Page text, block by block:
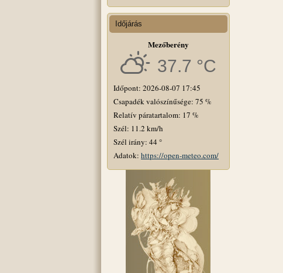
Időjárás
Mezőberény
37.7 °C
Időpont: 2026-08-07 17:45
Csapadék valószínűsége: 75 %
Relatív páratartalom: 17 %
Szél: 11.2 km/h
Szél irány: 44 °
Adatok: https://open-meteo.com/